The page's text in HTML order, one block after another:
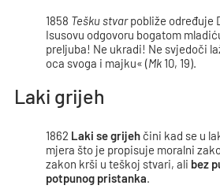
1858 Tešku stvarpobliže određuje
Isusovu odgovoru bogatom
preljuba! Ne ukradi! Ne svjedoči
oca svoga i majku« (Mk 10, 19).
Laki grijeh
1862 Laki se grijeh čini kad se u
mjera što je propisuje moralni
zakon krši u teškoj stvari, ali bez
potpunog pristanka.